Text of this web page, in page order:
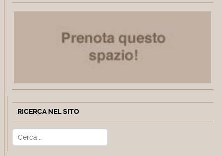
RICERCA NEL SITO
Cerca Type 2 or more characters for